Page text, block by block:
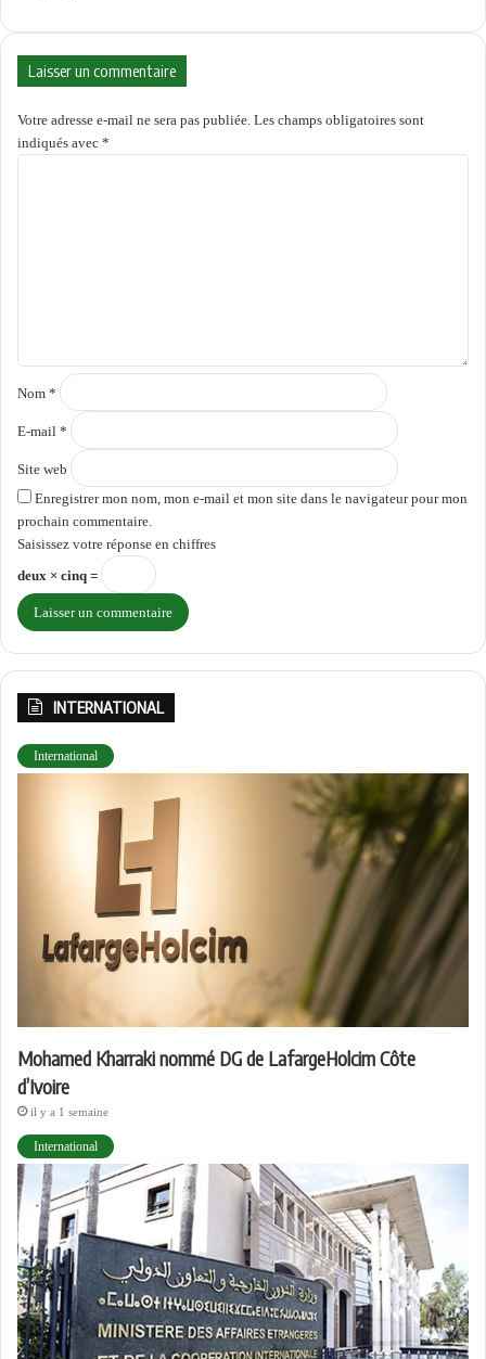
Laisser un commentaire
Votre adresse e-mail ne sera pas publiée. Les champs obligatoires sont
indiqués avec *
r
e
Nom *
E-mail *
Site web
Enregistrer mon nom, mon e-mail et mon site dans le navigateur pour mon
prochain commentaire.
Saisissez votre réponse en chiffres
deux × cinq =
INTERNATIONAL
International
Mohamed Kharraki nommé DG de LafargeHolcim Côte
d’Ivoire
il y a 1 semaine
International